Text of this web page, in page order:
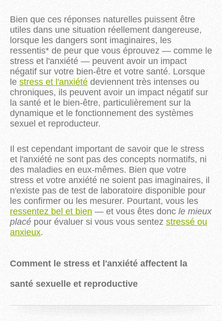
Bien que ces réponses naturelles puissent être
utiles dans une situation réellement dangereuse,
lorsque les dangers sont imaginaires, les
ressentis* de peur que vous éprouvez — comme le
stress et l'anxiété — peuvent avoir un impact
négatif sur votre bien-être et votre santé. Lorsque
le stress et l'anxiété deviennent très intenses ou
chroniques, ils peuvent avoir un impact négatif sur
la santé et le bien-être, particulièrement sur la
dynamique et le fonctionnement des systèmes
sexuel et reproducteur.
Il est cependant important de savoir que le stress
et l'anxiété ne sont pas des concepts normatifs, ni
des maladies en eux-mêmes. Bien que votre
stress et votre anxiété ne soient pas imaginaires, il
n'existe pas de test de laboratoire disponible pour
les confirmer ou les mesurer. Pourtant, vous les
ressentez bel et bien — et vous êtes donc le mieux
placé pour évaluer si vous vous sentez stressé ou
anxieux.
Comment le stress et l'anxiété affectent la
santé sexuelle et reproductive